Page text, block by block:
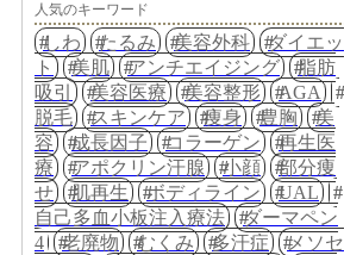
人気のキーワード
しわ たるみ 美容外科
ダイエッ
ト
美肌 アンチエイジング
脂肪
吸引
美容医療 美容整形
AGA
脱毛
スキンケア 痩身 豊胸
美
容
成長因子 コラーゲン
再生医
療
アポクリン汗腺 小顔
部分痩
せ
肌再生 ボディライン
UAL
自己多血小板注入療法
ダーマペン
4
老廃物 むくみ 多汗症
メソセ